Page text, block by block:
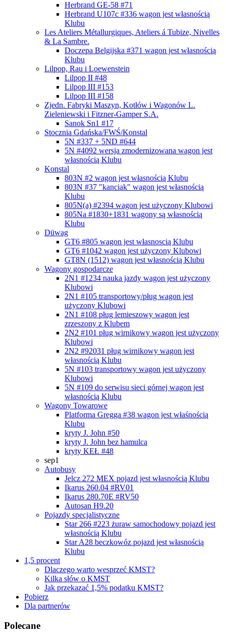
Herbrand GE-58 #71
Herbrand U107c #336 wagon jest własnością
Klubu
Les Ateliers Métallurgiques, Ateliers á Tubize, Nivelles
& La Sambre.
Doczepa Belgijska #371 wagon jest własnością
Klubu
Lilpop, Rau i Loewenstein
Lilpop II #48
Lilpop III #153
Lilpop III #158
Zjedn. Fabryki Maszyn, Kotłów i Wagonów L.
Zieleniewski i Fitzner-Gamper S.A.
Sanok Sn1 #17
Stocznia Gdańska/FWŚ/Konstal
5N #337 + 5ND #644
5N #4092 wersja zmodernizowana wagon jest
własnością Klubu
Konstal
803N #2 wagon jest własnością Klubu
803N #37 "kanciak" wagon jest własnością
Klubu
805N(a) #2394 wagon jest użyczony Klubowi
805Na #1830+1831 wagony są własnością
Klubu
Düwag
GT6 #805 wagon jest własnoscią Klubu
GT6 #1042 wagon jest użyczony Klubowi
GT8N (1512) wagon jest własnością Klubu
Wagony gospodarcze
2N1 #1234 nauka jazdy wagon jest użyczony
Klubowi
2N1 #105 transportowy/pług wagon jest
użyczony Klubowi
2N1 #108 pług lemieszowy wagon jest
zrzeszony z Klubem
2N2 #101 pług wirnikowy wagon jest użyczony
Klubowi
2N2 #92031 pług wirnikowy wagon jest
własnością Klubu
5N #103 transportowy wagon jest użyczony
Klubowi
5N #109 do serwisu sieci górnej wagon jest
własnością Klubu
Wagony Towarowe
Platforma Gregga #38 wagon jest właśnością
Klubu
kryty J. John #50
kryty J. John bez hamulca
kryty KEŁ #48
sep1
Autobusy
Jelcz 272 MEX pojazd jest własnością Klubu
Ikarus 260.04 #RV01
Ikarus 280.70E #RV50
Autosan H9.20
Pojazdy specjalistyczne
Star 266 #223 żuraw samochodowy pojazd jest
własnością Klubu
Star A28 beczkowóz pojazd jest własnością
Klubu
1,5 procent
Dlaczego warto wesprzeć KMST?
Kilka słów o KMST
Jak przekazać 1,5% podatku KMST?
Pobierz
Dla partnerów
Polecane